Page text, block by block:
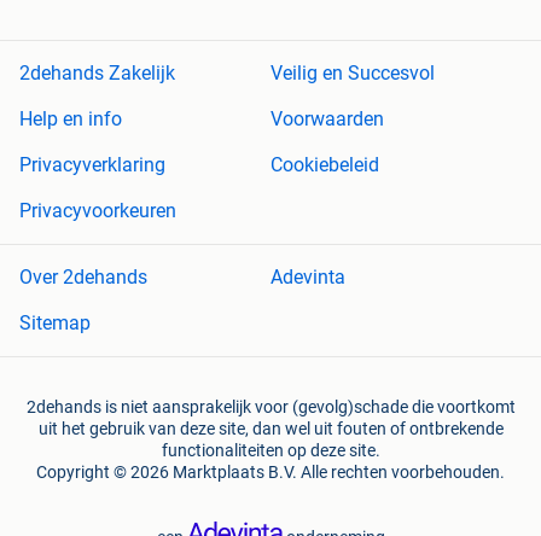
2dehands Zakelijk
Veilig en Succesvol
Help en info
Voorwaarden
Privacyverklaring
Cookiebeleid
Privacyvoorkeuren
Over 2dehands
Adevinta
Sitemap
2dehands is niet aansprakelijk voor (gevolg)schade die voortkomt
uit het gebruik van deze site, dan wel uit fouten of ontbrekende
functionaliteiten op deze site.
Copyright © 2026 Marktplaats B.V. Alle rechten voorbehouden.